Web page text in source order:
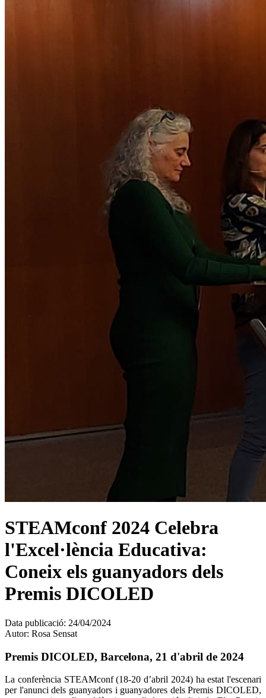
STEAMconf 2024 Celebra
l'Excel·lència Educativa:
Coneix els guanyadors dels
Premis DICOLED
Data publicació: 24/04/2024
Autor: Rosa Sensat
Premis DICOLED, Barcelona, 21 d'abril de 2024
La conferència STEAMconf (18-20 d’abril 2024) ha estat l'escenari
per l'anunci dels guanyadors i guanyadores dels Premis DICOLED,